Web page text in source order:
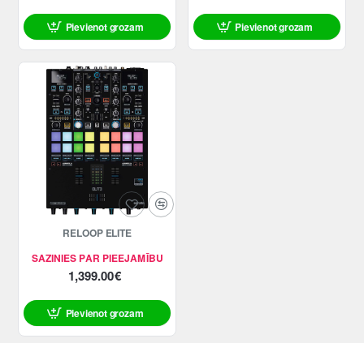
Pievienot grozam Pievienot grozam
SAZINIES PAR PIEEJAMĪBU
RELOOP ELITE
1,399.00€
Pievienot grozam